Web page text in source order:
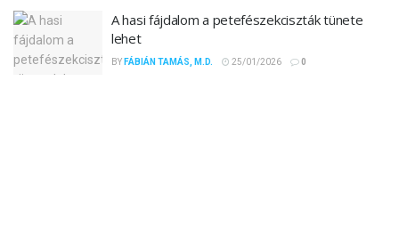
A hasi fájdalom a petefészekciszták tünete
lehet
BY FÁBIÁN TAMÁS, M.D. 25/01/2026 0